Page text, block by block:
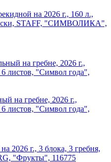
на 2026 г., 160 л.,
STAFF, "СИМВОЛИКА",
на гребне, 2026 г.,
листов, "Символ года",